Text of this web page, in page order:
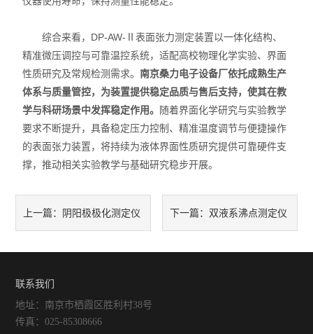
综合来看，DP‑AW‑Ⅱ表面张力测定装置以一体化结构、
精准微压调控与可靠温控系统，适配高校物理化学实验、界面
性质研究及常规检测需求。南京桑力电子设备厂依托成熟生产
体系与质量管控，为装置提供稳定品质与售后支持，使其在教
学与科研场景中发挥稳定作用。 随着界面化学研究与实验教学
要求不断提升，具备稳定压力控制、精准温度调节与便捷操作
的表面张力装置，将持续为液体界面性质研究提供可靠硬件支
撑，推动相关实验教学与基础研究稳步开展。
上一篇： 阴阳极极化测定仪
解
下一篇： 双液系沸点测定仪
联系我们
地址：南京市栖霞区胜利村38号
传真：025-85308666